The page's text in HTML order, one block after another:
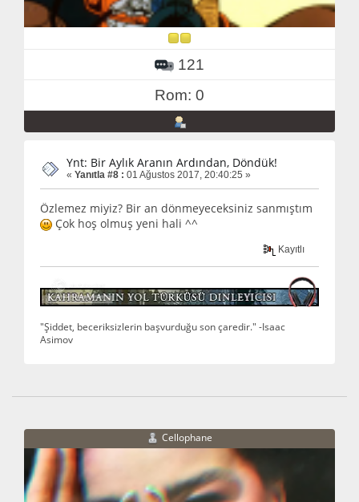
121
Rom: 0
Ynt: Bir Aylık Aranın Ardından, Döndük!
« Yanıtla #8 : 01 Ağustos 2017, 20:40:25 »
Özlemez miyiz? Bir an dönmeyeceksiniz sanmıştım
Çok hoş olmuş yeni hali ^^
Kayıtlı
"Şiddet, beceriksizlerin başvurduğu son çaredir." -Isaac
Asimov
Cellophane